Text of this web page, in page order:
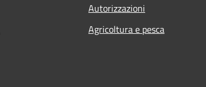
Autorizzazioni
Agricoltura e pesca